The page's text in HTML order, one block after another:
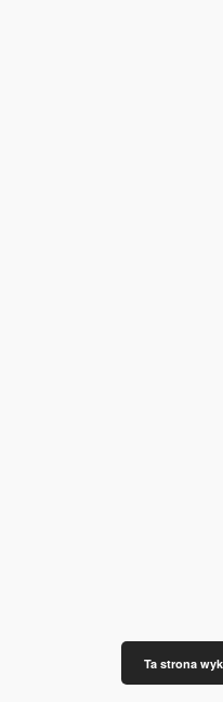
Ta strona